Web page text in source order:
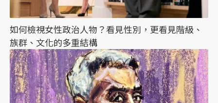
如何檢視女性政治人物？看見性別，更看見階級、
族群、文化的多重結構